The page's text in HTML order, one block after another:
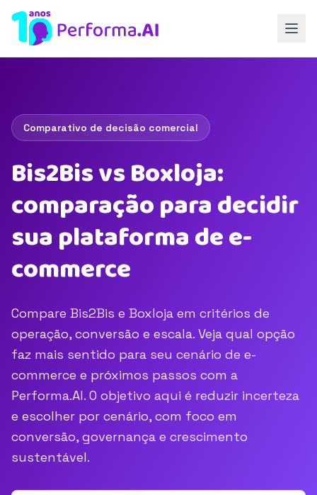
Comparativo de decisão comercial
Bis2Bis vs Boxloja:
comparação para decidir
sua plataforma de e-
commerce
Compare Bis2Bis e Boxloja em critérios de
operação, conversão e escala. Veja qual opção
faz mais sentido para seu cenário de e-
commerce e próximos passos com a
Performa.AI. O objetivo aqui é reduzir incerteza
e escolher por cenário, com foco em
conversão, governança e crescimento
sustentável.